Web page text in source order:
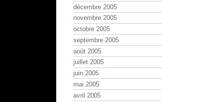
décembre 2005
novembre 2005
octobre 2005
septembre 2005
août 2005
juillet 2005
juin 2005
mai 2005
avril 2005